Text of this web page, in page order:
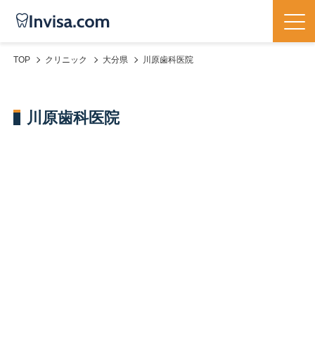
TOP クリニック 大分県 川原歯科医院
川原歯科医院